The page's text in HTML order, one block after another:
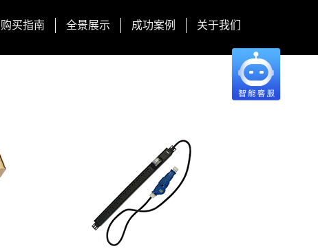
购买指南 全景展示 成功案例 关于我们